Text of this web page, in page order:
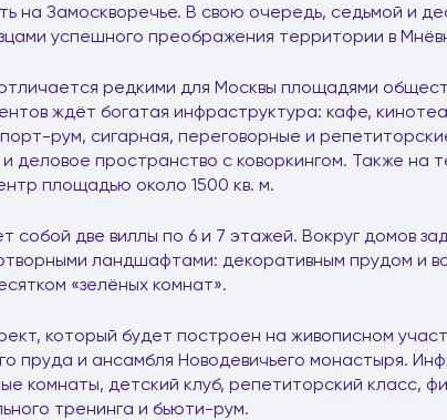
на Замоскворечье. В свою очередь, седьмой и
успешного преображения территории в
редкими для Москвы площадями
ждёт богатая инфраструктура: кафе,
рум, сигарная, переговорные и
деловое пространство с коворкингом. Также на
площадью около 1500 кв. м.
собой две виллы по 6 и 7 этажей. Вокруг домов
ландшафтами: декоративным прудом и
«зелёных комнат».
который будет построен на живописном
пруда и ансамбля Новодевичьего монастыря.
комнаты, детский клуб, репетиторский класс,
тренинга и бьюти-рум.